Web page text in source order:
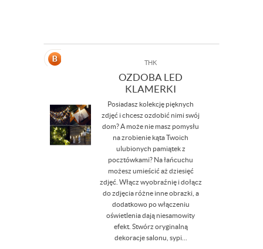
THK
OZDOBA LED
KLAMERKI
Posiadasz kolekcję pięknych
zdjęć i chcesz ozdobić nimi swój
dom? A może nie masz pomysłu
na zrobienie kąta Twoich
ulubionych pamiątek z
pocztówkami? Na łańcuchu
możesz umieścić aż dziesięć
zdjęć. Włącz wyobraźnię i dołącz
do zdjęcia różne inne obrazki, a
dodatkowo po włączeniu
oświetlenia dają niesamowity
efekt. Stwórz oryginalną
dekoracje salonu, sypi...